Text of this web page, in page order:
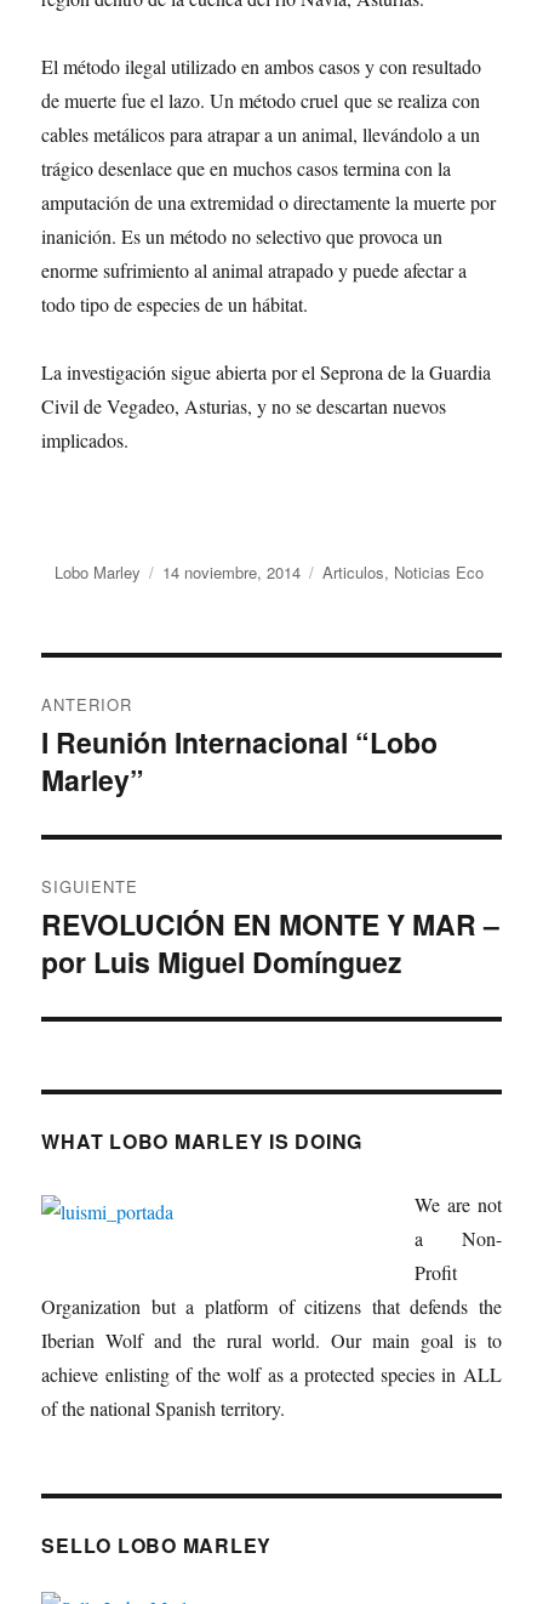
El método ilegal utilizado en ambos casos y con resultado
de muerte fue el lazo. Un método cruel que se realiza con
cables metálicos para atrapar a un animal, llevándolo a un
trágico desenlace que en muchos casos termina con la
amputación de una extremidad o directamente la muerte por
inanición. Es un método no selectivo que provoca un
enorme sufrimiento al animal atrapado y puede afectar a
todo tipo de especies de un hábitat.
La investigación sigue abierta por el Seprona de la Guardia
Civil de Vegadeo, Asturias, y no se descartan nuevos
implicados.
Autor
Lobo Marley
Publicado
14 noviembre, 2014 Categorías
Articulos, Noticias Eco
de
entradas
ANTERIOR
Entrada
anterior:
I Reunión Internacional “Lobo
Marley”
SIGUIENTE
Entrada
siguiente:
REVOLUCIÓN EN MONTE Y MAR –
por Luis Miguel Domínguez
WHAT LOBO MARLEY IS DOING
We are not
a Non-
Profit
Organization but a platform of citizens that defends the
Iberian Wolf and the rural world. Our main goal is to
achieve enlisting of the wolf as a protected species in ALL
of the national Spanish territory.
SELLO LOBO MARLEY